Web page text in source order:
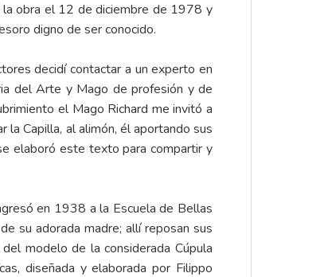
obra el 12 de diciembre de 1978 y
digno de ser conocido.
decidí contactar a un experto en
del Arte y Mago de profesión y de
el Mago Richard me invitó a
la Capilla, al alimón, él aportando sus
elaboró este texto para compartir y
en 1938 a la Escuela de Bellas
su adorada madre; allí reposan sus
modelo de la considerada Cúpula
diseñada y elaborada por Filippo